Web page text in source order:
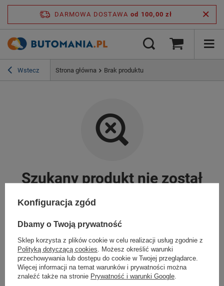
DARMOWA DOSTAWA od 100,00 zł
Wstecz Strona główna Brak produktu
Szukany produkt nie został
znaleziony.
zaawansowanej
Szukasz produktu, którego nie mamy w
ofercie?
Konfiguracja zgód
Dbamy o Twoją prywatność
Sklep korzysta z plików cookie w celu realizacji usług zgodnie z
Polityką dotyczącą cookies . Możesz określić warunki
przechowywania lub dostępu do cookie w Twojej przeglądarce.
Więcej informacji na temat warunków i prywatności można
znaleźć także na stronie Prywatność i warunki Google